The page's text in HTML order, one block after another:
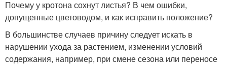
Почему у кротона сохнут листья? В чем ошибки,
допущенные цветоводом, и как исправить положение?
В большинстве случаев причину следует искать в
нарушении ухода за растением, изменении условий
содержания, например, при смене сезона или переносе